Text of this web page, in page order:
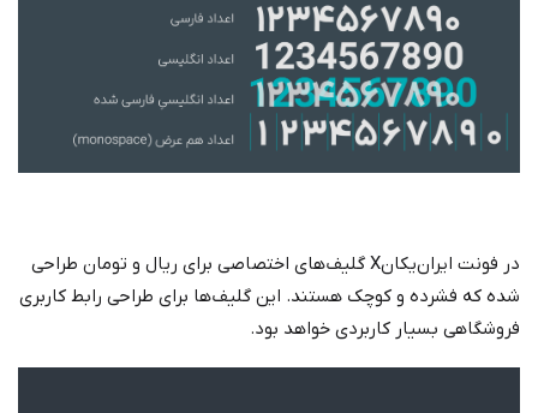
در فونت ایرا‌ن‌یکانX گلیف‌های اختصاصی برای ریال و تومان طراحی
شده که فشرده و کوچک هستند. این گلیف‌ها برای طراحی رابط‌ کاربری
فروشگاهی بسیار کاربردی خواهد بود.